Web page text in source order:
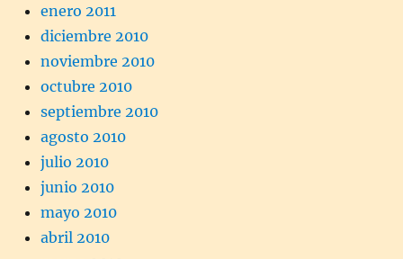
enero 2011
diciembre 2010
noviembre 2010
octubre 2010
septiembre 2010
agosto 2010
julio 2010
junio 2010
mayo 2010
abril 2010